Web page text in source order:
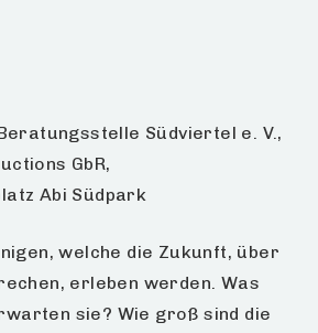
Südviertel e. V.,
GbR,
Abi Südpark
welche die Zukunft, über
erleben werden. Was
sie? Wie groß sind die